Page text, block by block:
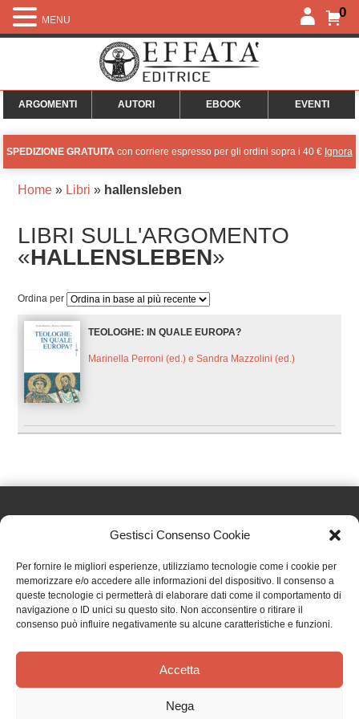
Gestisci Consenso Cookie
Per fornire le migliori esperienze, utilizziamo tecnologie come i cookie per
memorizzare e/o accedere alle informazioni del dispositivo. Il consenso a
queste tecnologie ci permetterà di elaborare dati come il comportamento di
navigazione o ID unici su questo sito. Non acconsentire o ritirare il
consenso può influire negativamente su alcune caratteristiche e funzioni.
Accetta
Nega
0
ARGOMENTI AUTORI EBOOK EVENTI
SPEDIZIONE GRATUITA con corriere espresso per gli ordini sopra i 40 € Ignora
Home» Libri » hallensleben
LIBRI SULL'ARGOMENTO
«HALLENSLEBEN»
Ordina per
TEOLOGHE: IN QUALE EUROPA?
Marinella Perroni (ed.) e Sandra Mazzolini (ed.)
Effatà Editrice di Pellegrino Paolo SAS
C.F. e P.IVA 09655250018
Via Tre Denti, 1 - 10060 Cantalupa (TO)
Telefono: (+39) 0121 353452 - Fax: (+39) 0121 353839
TERMINI E CONDIZIONI
MENU